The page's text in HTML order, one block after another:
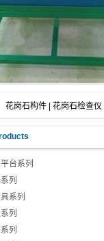
花岗石构件 花岗石检查仪
台系列
列
系列
列
列